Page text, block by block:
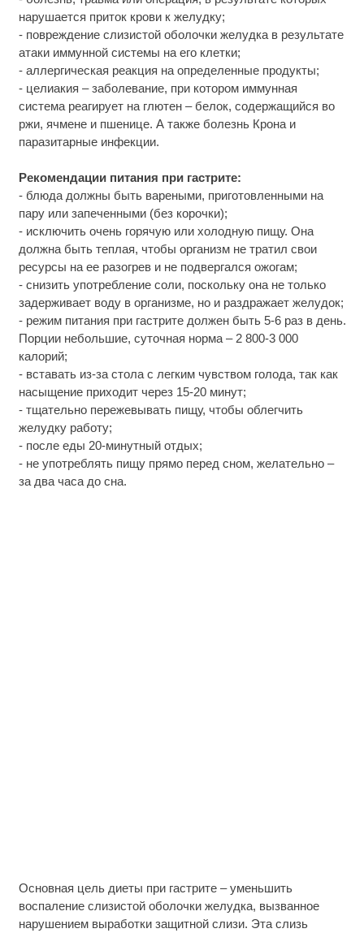
нарушается приток крови к желудку;
- повреждение слизистой оболочки желудка в результате
атаки иммунной системы на его клетки;
- аллергическая реакция на определенные продукты;
- целиакия – заболевание, при котором иммунная
система реагирует на глютен – белок, содержащийся во
ржи, ячмене и пшенице. А также болезнь Крона и
паразитарные инфекции.
Рекомендации питания при гастрите:
- блюда должны быть вареными, приготовленными на
пару или запеченными (без корочки);
- исключить очень горячую или холодную пищу. Она
должна быть теплая, чтобы организм не тратил свои
ресурсы на ее разогрев и не подвергался ожогам;
- снизить употребление соли, поскольку она не только
задерживает воду в организме, но и раздражает желудок;
- режим питания при гастрите должен быть 5-6 раз в день.
Порции небольшие, суточная норма – 2 800-3 000
калорий;
- вставать из-за стола с легким чувством голода, так как
насыщение приходит через 15-20 минут;
- тщательно пережевывать пищу, чтобы облегчить
желудку работу;
- после еды 20-минутный отдых;
- не употреблять пищу прямо перед сном, желательно –
за два часа до сна.
Основная цель диеты при гастрите – уменьшить
воспаление слизистой оболочки желудка, вызванное
нарушением выработки защитной слизи. Эта слизь